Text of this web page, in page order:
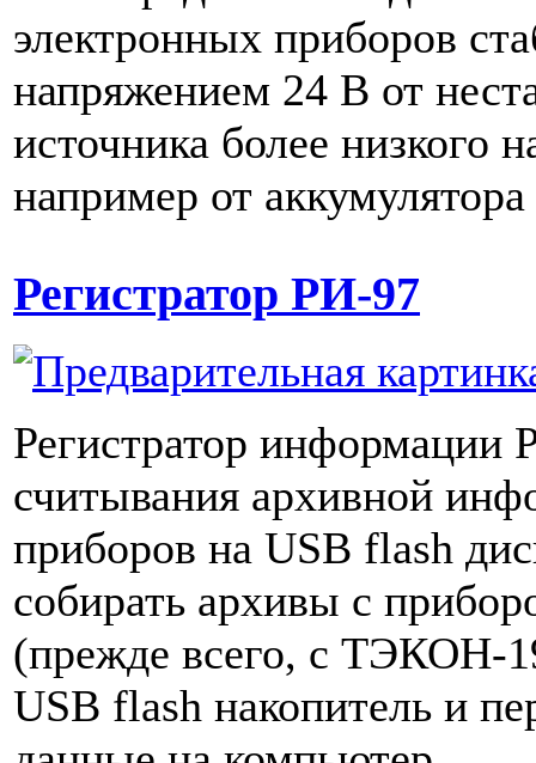
электронных приборов
напряжением 24 В от
источника более низкого
например от
Регистратор РИ-97
Регистратор информации
считывания архивной
приборов на USB flash
собирать архивы с
(прежде всего, с ТЭКОН-
USB flash накопитель и